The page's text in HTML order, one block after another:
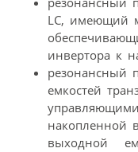
LС, имеющий
инвертора к
резонансный
емкостей
накопленной
выходной